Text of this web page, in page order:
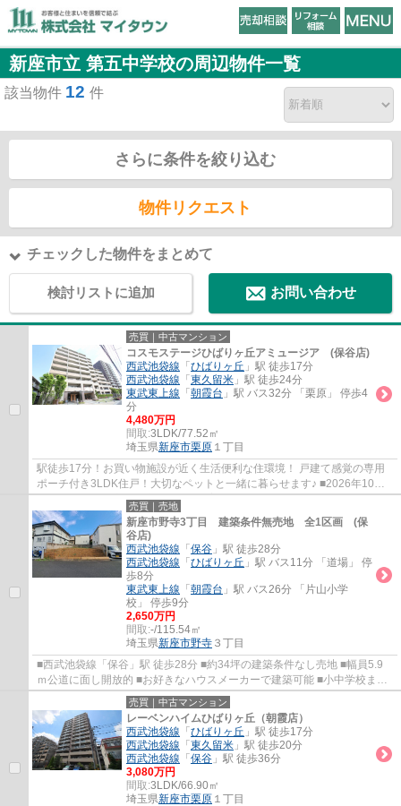
新座市立 第五中学校の周辺物件一覧
該当物件 12 件
さらに条件を絞り込む
物件リクエスト
チェックした物件をまとめて
検討リストに追加 お問い合わせ
売買｜中古マンション
コスモステージひばりヶ丘アミュージア (保谷店)
西武池袋線 「 ひばりヶ丘 」駅 徒歩17分
西武池袋線 「 東久留米 」駅 徒歩24分
東武東上線 「 朝霞台 」駅 バス32分 「栗原」 停歩4
分
4,480万円
間取:3LDK/77.52㎡
埼玉県新座市栗原 １丁目
駅徒歩17分！お買い物施設が近く生活便利な住環境！ 戸建て感覚の専用
ポーチ付き3LDK住戸！大切なペットと一緒に暮らせます♪ ■2026年10月
リノベーション完了予定 ■ペット飼育可(細則...
売買｜売地
新座市野寺3丁目 建築条件無売地 全1区画 (保
谷店)
西武池袋線 「 保谷 」駅 徒歩28分
西武池袋線 「 ひばりヶ丘 」駅 バス11分 「道場」 停
歩8分
東武東上線 「 朝霞台 」駅 バス26分 「片山小学
校」 停歩9分
2,650万円
間取:-/115.54㎡
埼玉県新座市野寺 ３丁目
■西武池袋線「保谷」駅 徒歩28分 ■約34坪の建築条件なし売地 ■幅員5.9
ｍ公道に面し開放的 ■お好きなハウスメーカーで建築可能 ■小中学校まで
徒歩10分以内
売買｜中古マンション
レーベンハイムひばりヶ丘（朝霞店）
西武池袋線 「 ひばりヶ丘 」駅 徒歩17分
西武池袋線 「 東久留米 」駅 徒歩20分
西武池袋線 「 保谷 」駅 徒歩36分
3,080万円
間取:3LDK/66.90㎡
埼玉県新座市栗原 １丁目